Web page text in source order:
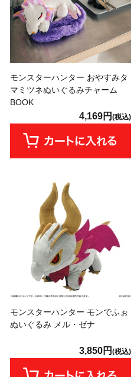
モンスターハンター おやすみタ
マミツネぬいぐるみチャーム
BOOK
4,169円 (税込)
モンスターハンター モンでふぉ
ぬいぐるみ メル・ゼナ
3,850円 (税込)